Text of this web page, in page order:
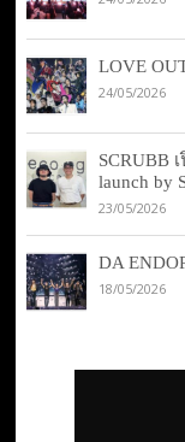
LOVE
24/05/2026
SCRUBB
launch by
23/05/2026
DA
18/05/2026